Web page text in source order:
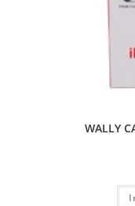
WALLY